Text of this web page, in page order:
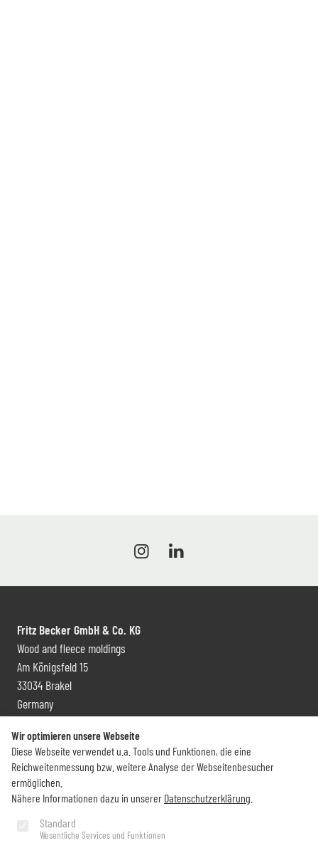
Fritz Becker GmbH & Co. KG
Wood and fleece moldings
Am Königsfeld 15
33034 Brakel
Germany
Contact and distribution
+49 (0) 5272 6009 0
info@becker-brakel.de
Wir optimieren unsere Webseite
Diese Webseite verwendet u.a. Tools und Funktionen, die eine
Reichweitenmessung bzw. weitere Analyse der Webseitenbesucher
ermöglichen.
Nähere Informationen dazu in unserer Datenschutzerklärung
Standard
Wesentliche Services und Funktionen